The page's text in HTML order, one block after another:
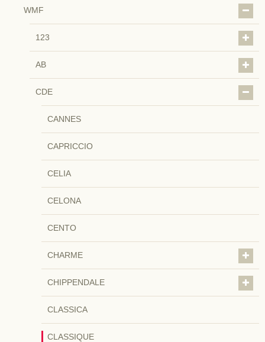
WMF
123
AB
CDE
CANNES
CAPRICCIO
CELIA
CELONA
CENTO
CHARME
CHIPPENDALE
CLASSICA
CLASSIQUE